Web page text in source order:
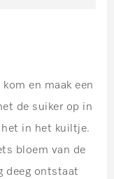
en maak een
de suiker op in
in het kuiltje.
bloem van de
deeg ontstaat